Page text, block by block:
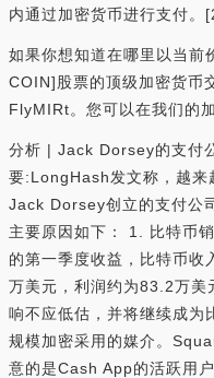
内通过加密货币进行支付
如果你想知道在哪里以当
COIN]股票的顶级加密货币
FlyMIRt。您可以在我们的
分析 | Jack Dorsey的支付
要:LongHash发文称，越来
Jack Dorsey创立的支付公
主要原因如下： 1. 比特币
的第一季度收益，比特币
万美元，利润约为83.2万
响不应低估，并将继续成为
规模加密采用的媒介。
意的是Cash App的活跃用